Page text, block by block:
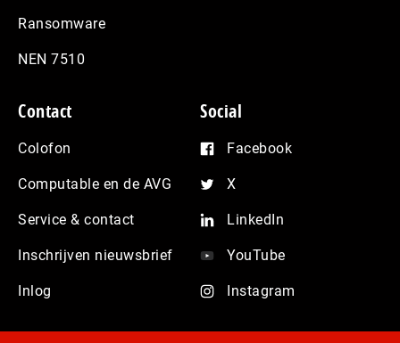
Ransomware
NEN 7510
Contact
Colofon
Computable en de AVG
Service & contact
Inschrijven nieuwsbrief
Inlog
Social
Facebook
X
LinkedIn
YouTube
Instagram